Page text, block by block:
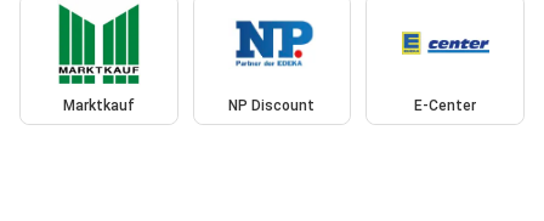
Marktkauf NP Discount E-Center